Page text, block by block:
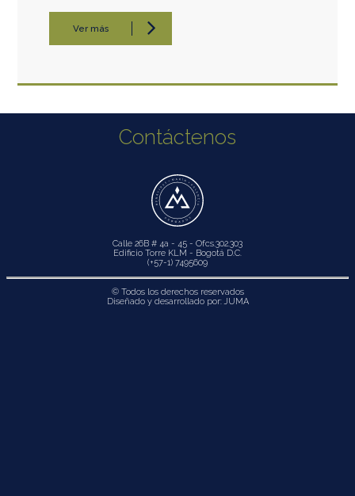
Ver más
Contáctenos
Calle 26B # 4a - 45 - Ofcs.302.303
Edificio Torre KLM - Bogotá D.C.
(+57-1) 7495609
© Todos los derechos reservados
Diseñado y desarrollado por:JUMA